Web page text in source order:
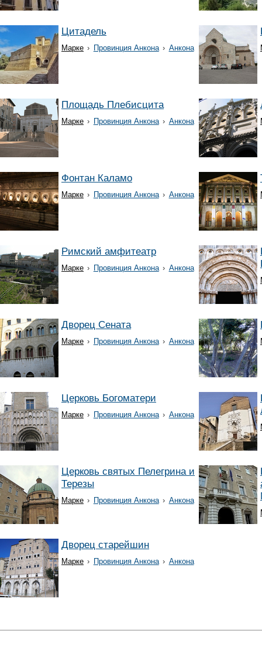
Цитадель
Марке › Провинция Анкона › Анкона
Площадь Плебисцита
Марке › Провинция Анкона › Анкона
Фонтан Каламо
Марке › Провинция Анкона › Анкона
Римский амфитеатр
Марке › Провинция Анкона › Анкона
Дворец Сената
Марке › Провинция Анкона › Анкона
Церковь Богоматери
Марке › Провинция Анкона › Анкона
Церковь святых Пелегрина и
Терезы
Марке › Провинция Анкона › Анкона
Дворец старейшин
Марке › Провинция Анкона › Анкона